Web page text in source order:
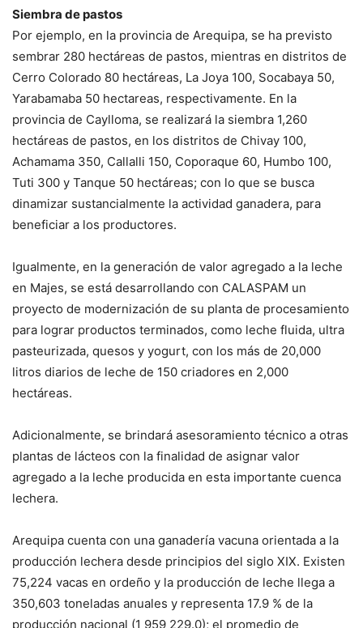
Siembra de pastos
Por ejemplo, en la provincia de Arequipa, se ha previsto
sembrar 280 hectáreas de pastos, mientras en distritos de
Cerro Colorado 80 hectáreas, La Joya 100, Socabaya 50,
Yarabamaba 50 hectareas, respectivamente. En la
provincia de Caylloma, se realizará la siembra 1,260
hectáreas de pastos, en los distritos de Chivay 100,
Achamama 350, Callalli 150, Coporaque 60, Humbo 100,
Tuti 300 y Tanque 50 hectáreas; con lo que se busca
dinamizar sustancialmente la actividad ganadera, para
beneficiar a los productores.
Igualmente, en la generación de valor agregado a la leche
en Majes, se está desarrollando con CALASPAM un
proyecto de modernización de su planta de procesamiento
para lograr productos terminados, como leche fluida, ultra
pasteurizada, quesos y yogurt, con los más de 20,000
litros diarios de leche de 150 criadores en 2,000
hectáreas.
Adicionalmente, se brindará asesoramiento técnico a otras
plantas de lácteos con la finalidad de asignar valor
agregado a la leche producida en esta importante cuenca
lechera.
Arequipa cuenta con una ganadería vacuna orientada a la
producción lechera desde principios del siglo XIX. Existen
75,224 vacas en ordeño y la producción de leche llega a
350,603 toneladas anuales y representa 17.9 % de la
producción nacional (1 959 229.0); el promedio de